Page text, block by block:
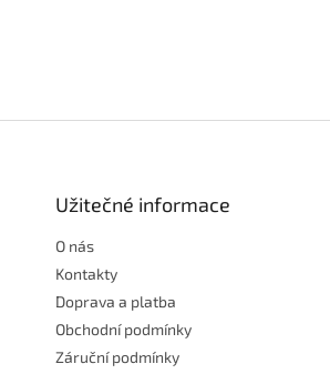
Užitečné informace
O nás
Kontakty
Doprava a platba
Obchodní podmínky
Záruční podmínky